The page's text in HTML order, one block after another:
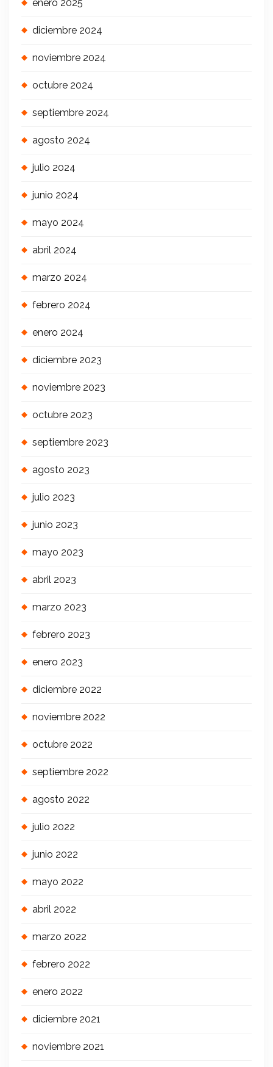
enero 2025
diciembre 2024
noviembre 2024
octubre 2024
septiembre 2024
agosto 2024
julio 2024
junio 2024
mayo 2024
abril 2024
marzo 2024
febrero 2024
enero 2024
diciembre 2023
noviembre 2023
octubre 2023
septiembre 2023
agosto 2023
julio 2023
junio 2023
mayo 2023
abril 2023
marzo 2023
febrero 2023
enero 2023
diciembre 2022
noviembre 2022
octubre 2022
septiembre 2022
agosto 2022
julio 2022
junio 2022
mayo 2022
abril 2022
marzo 2022
febrero 2022
enero 2022
diciembre 2021
noviembre 2021